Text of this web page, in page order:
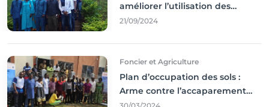
améliorer l’utilisation des
résultats coince
21/09/2024
Foncier et Agriculture
Plan d’occupation des sols :
Arme contre l’accaparement
des terres